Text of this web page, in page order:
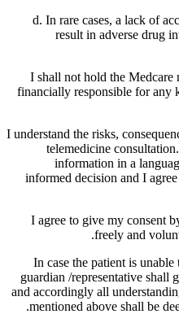
d. In rare cases, a lack of
result in adverse drug
I shall not hold the Medcare
financially responsible for any
I understand the risks,
telemedicine
information in a
informed decision and I
I agree to give my consent
freely and
In case the patient is
guardian /representative shall
and accordingly all
mentioned above shall be